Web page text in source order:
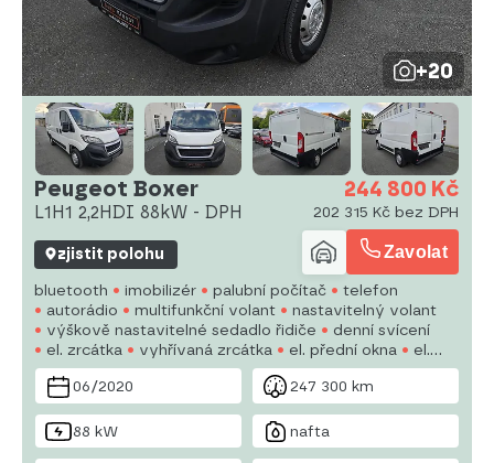
+20
Peugeot Boxer
L1H1 2,2HDI 88kW - DPH
244 800 Kč
202 315 Kč bez DPH
zjistit polohu Zavolat
bluetooth imobilizér palubní počítač
telefon
autorádio
multifunkční volant
nastavitelný volant
výškově nastavitelné sedadlo řidiče
denní svícení
el. zrcátka
vyhřívaná zrcátka el. přední okna
el.
okna
centrální zamykání
man. klimatizace
06/2020
247 300 km
88 kW nafta